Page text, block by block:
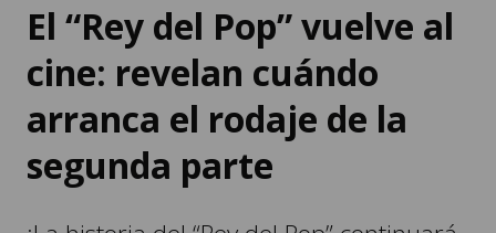
El “Rey del Pop” vuelve al
cine: revelan cuándo
arranca el rodaje de la
segunda parte